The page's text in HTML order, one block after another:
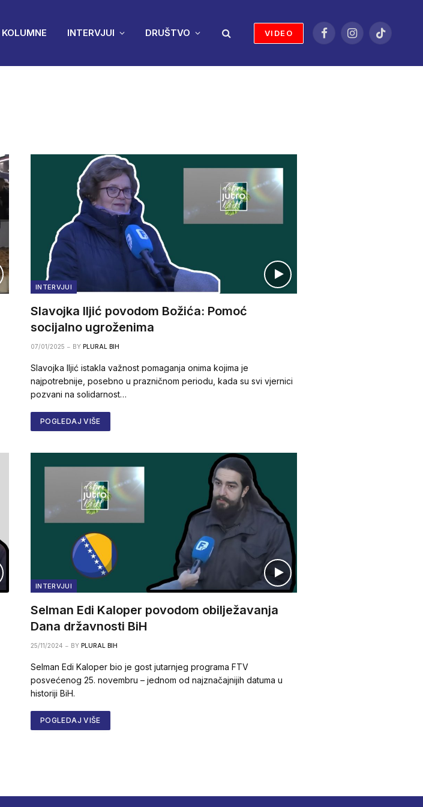
KOLUMNE INTERVJUI DRUŠTVO VIDEO
FacebookInstagramTikTok
INTERVJUI
Slavojka Iljić povodom Božića: Pomoć
socijalno ugroženima
07/01/2025 BY PLURAL BIH
Slavojka Iljić istakla važnost pomaganja onima kojima je
najpotrebnije, posebno u prazničnom periodu, kada su svi vjernici
pozvani na solidarnost…
POGLEDAJ VIŠE
INTERVJUI
Selman Edi Kaloper povodom obilježavanja
Dana državnosti BiH
25/11/2024 BY PLURAL BIH
Selman Edi Kaloper bio je gost jutarnjeg programa FTV
posvećenog 25. novembru – jednom od najznačajnijih datuma u
historiji BiH.
POGLEDAJ VIŠE